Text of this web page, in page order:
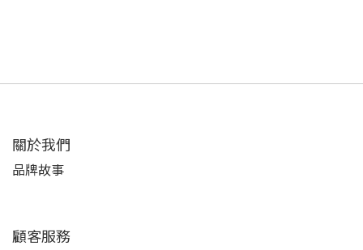
關於我們
品牌故事
顧客服務